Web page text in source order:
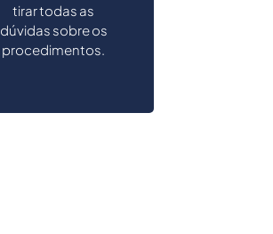
tirar todas as
dúvidas sobre os
procedimentos.